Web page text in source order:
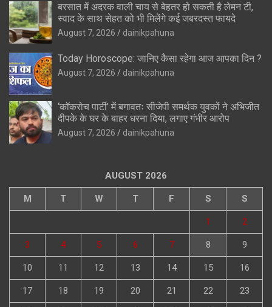
बरसात में अदरक वाली चाय से बेहतर हो सकती है लेमन टी,
स्वाद के साथ सेहत को भी मिलेंगे कई जबरदस्त फायदे
August 7, 2026 dainikpahuna
Today Horoscope: जानिए कैसा रहेगा आज आपका दिन ?
August 7, 2026 dainikpahuna
‘कॉकरोच पार्टी’ में बगावतः सीजेपी समर्थक युवकों ने अभिजीत
दीपके के घर के बाहर धरना दिया, लगाए गंभीर आरोप
August 7, 2026 dainikpahuna
AUGUST 2026
M T W T F S S
1 2
3 4 5 6 7 8 9
10 11 12 13 14 15 16
17 18 19 20 21 22 23